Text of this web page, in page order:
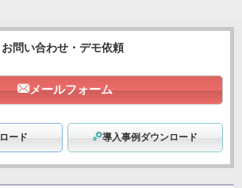
お問い合わせ・デモ依頼
メールフォーム
ード 導入事例ダウンロード